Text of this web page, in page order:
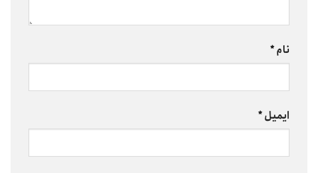
نام*
ایمیل*